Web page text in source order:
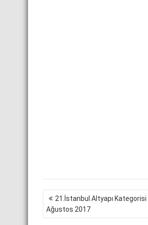
Yazı
gezinmesi
21.İstanbul Altyapı
Ağustos 2017